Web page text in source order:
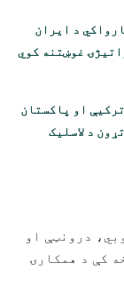
د ایران
غوښتنه کوي
او پاکستان
د لاسلیک
درونټې او
کې د همکارۍ